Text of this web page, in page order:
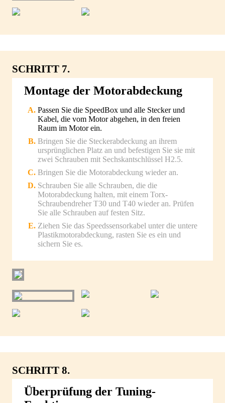
SCHRITT 7.
Montage der Motorabdeckung
Passen Sie die SpeedBox und alle Stecker und
Kabel, die vom Motor abgehen, in den freien
Raum im Motor ein.
Bringen Sie die Steckerabdeckung an ihrem
ursprünglichen Platz an und befestigen Sie sie mit
zwei Schrauben mit Sechskantschlüssel H2.5.
Bringen Sie die Motorabdeckung wieder an.
Schrauben Sie alle Schrauben, die die
Motorabdeckung halten, mit einem Torx-
Schraubendreher T30 und T40 wieder an. Prüfen
Sie alle Schrauben auf festen Sitz.
Ziehen Sie das Speedssensorkabel unter die untere
Plastikmotorabdeckung, rasten Sie es ein und
sichern Sie es.
SCHRITT 8.
Überprüfung der Tuning-